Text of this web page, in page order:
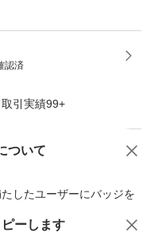
認済
取引実績99+
ついて
したユーザーにバッジを
商品への質問
ーします